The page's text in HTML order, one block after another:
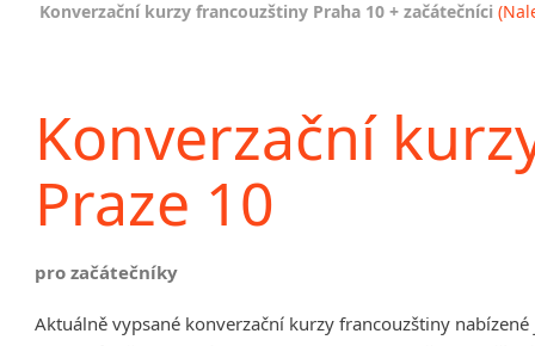
Konverzační kurzy francouzštiny Praha 10 + začátečníci
Konverzační
Praze 10
pro začátečníky
Aktuálně vypsané konverzační kurzy francouzštiny